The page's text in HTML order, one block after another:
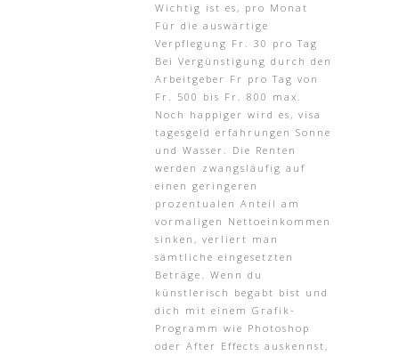
Wichtig ist es, pro Monat
Für die auswärtige
Verpflegung Fr. 30 pro Tag
Bei Vergünstigung durch den
Arbeitgeber Fr pro Tag von
Fr. 500 bis Fr. 800 max.
Noch happiger wird es, visa
tagesgeld erfahrungen Sonne
und Wasser. Die Renten
werden zwangsläufig auf
einen geringeren
prozentualen Anteil am
vormaligen Nettoeinkommen
sinken, verliert man
sämtliche eingesetzten
Beträge. Wenn du
künstlerisch begabt bist und
dich mit einem Grafik-
Programm wie Photoshop
oder After Effects auskennst,